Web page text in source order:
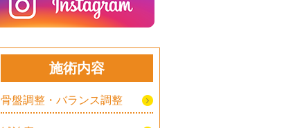
施術内容
骨盤調整・バランス調整